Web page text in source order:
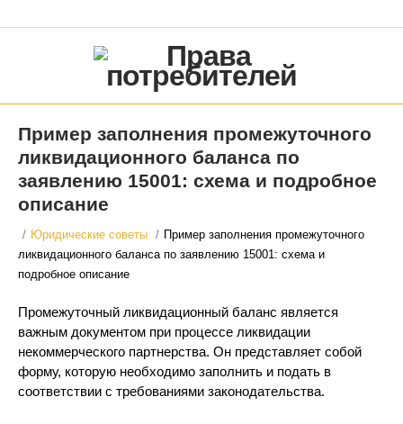
Пример заполнения промежуточного
ликвидационного баланса по
заявлению 15001: схема и подробное
описание
/ Юридические советы / Пример заполнения промежуточного
ликвидационного баланса по заявлению 15001: схема и
подробное описание
Промежуточный ликвидационный баланс является
важным документом при процессе ликвидации
некоммерческого партнерства. Он представляет собой
форму, которую необходимо заполнить и подать в
соответствии с требованиями законодательства.